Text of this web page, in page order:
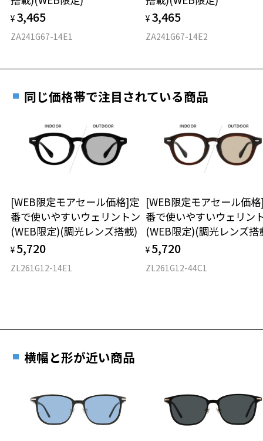
※ケースの紐は付属していません。
【YURIE】
グランピング施設のスタイリングや執筆のほか、ファッションや雑貨
の商品企画、アウトドアアイテムのプロデュースも手がける。
Nで日本各地を旅するのが好き。
著書に『THE GLAMPING STYLE ~YURIEの週末ソトアソビ~』（KADOK
AWA）がある。
Zoff | YURIE OUTDOOR EDITION 特設ページはこちら
＜度付きサングラスに関する注意事項＞
※サングラスの度付きは追加料金がかかります。
※度付きにした場合、レンズ色、機能が変更となります。
※度付きサングラスをお求めの際は、レンズ選択画面にて度数入力
可視光線透過率：16%
使用上の注意：高温のところに置いたり、傷をつけるような金属と一
緒にしまわないようご注意下さい。
D 仕上がりの横幅：約145mm
E 仕上がりの縦幅：約48mm
※メガネ：デモレンズを外した重さ
タイプ
材質
フロント素材：French Plastic
安心3 かかり具合調整無料
もっと見る
度数を測定のうえ、度付きレンズ（標準セットレンズ）へ無
料交換いただけます。
詳しくはこちら
その際は記入用紙をダウンロードしてお使いください。
ダウンロード
¥ 3,465
ZA241G67-14E1
¥ 3,465
ZA241G67-14E2
同じ価格帯で注目されている商品
[WEB限定モアセール価格]定
番で使いやすいウェリントン
(WEB限定)(調光レンズ搭載)
¥ 5,720
ZL261G12-14E1
[WEB限定モアセール価
番で使いやすいウェリン
(WEB限定)(調光レンズ搭
¥ 5,720
ZL261G12-44C1
横幅と形が近い商品